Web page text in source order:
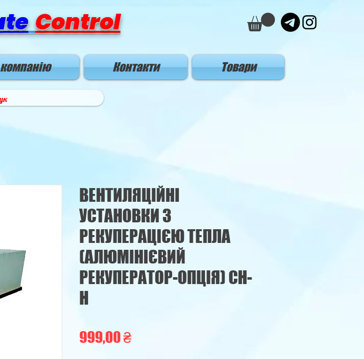
Control
Контакти Товари
ВЕНТИЛЯЦІЙНІ
УСТАНОВКИ З
РЕКУПЕРАЦІЄЮ ТЕПЛА
(АЛЮМІНІЄВИЙ
РЕКУПЕРАТОР-ОПЦІЯ) CH-
H
999,00 ₴Ціна